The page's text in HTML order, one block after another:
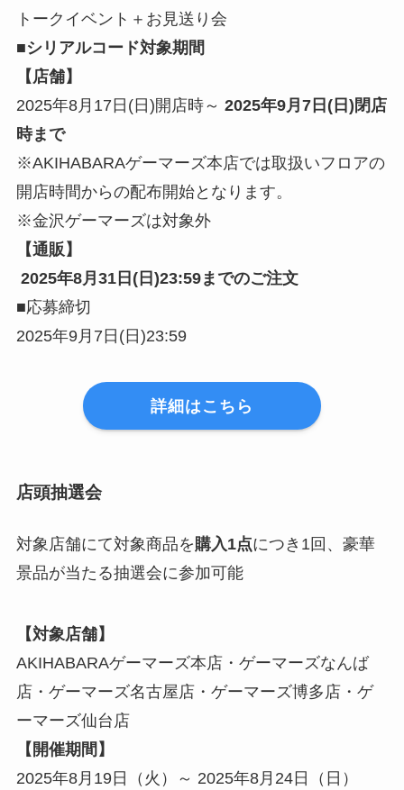
トークイベント＋お見送り会
■シリアルコード対象期間
【店舗】
2025年8月17日(日)開店時～ 2025年9月7日(日)閉店
時まで
※AKIHABARAゲーマーズ本店では取扱いフロアの
開店時間からの配布開始となります。
※金沢ゲーマーズは対象外
【通販 】
2025年8月31日(日)23:59までのご注文
■応募締切
2025年9月7日(日)23:59
詳細はこちら
店頭抽選会
対象店舗にて対象商品を購入1点につき1回、豪華
景品が当たる抽選会に参加可能
【対象店舗】
AKIHABARAゲーマーズ本店・ゲーマーズなんば
店・ゲーマーズ名古屋店・ゲーマーズ博多店・ゲ
ーマーズ仙台店
【開催期間】
2025年8月19日（火）～ 2025年8月24日（日）